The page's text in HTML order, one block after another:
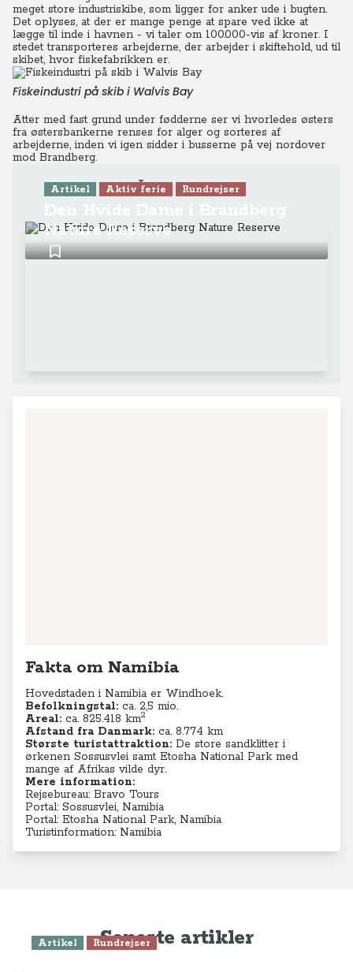
meget store industriskibe, som ligger for anker ude i bugten.
Det oplyses, at der er mange penge at spare ved ikke at
lægge til inde i havnen - vi taler om 100.000-vis af kroner. I
stedet transporteres arbejderne, der arbejder i skiftehold, ud til
skibet, hvor fiskefabrikken er.
Fiskeindustri på skib i Walvis Bay
Atter med fast grund under fødderne ser vi hvorledes østers
fra østersbankerne renses for alger og sorteres af
arbejderne, inden vi igen sidder i busserne på vej nordover
mod Brandberg.
Læs mere
Artikel Aktiv ferie Rundrejser
Nature Reserve
Fakta om Namibia
Hovedstaden i Namibia er Windhoek.
Befolkningstal: ca. 2,5 mio.
Areal: ca. 825.418 km2
Afstand fra Danmark: ca. 8.774 km
Største turistattraktion: De store sandklitter i
ørkenen Sossusvlei samt Etosha National Park med
mange af Afrikas vilde dyr.
Mere information:
Rejsebureau: Bravo Tours
Portal: Sossusvlei, Namibia
Portal: Etosha National Park, Namibia
Turistinformation: Namibia
Seneste artikler
Artikel Rundrejser